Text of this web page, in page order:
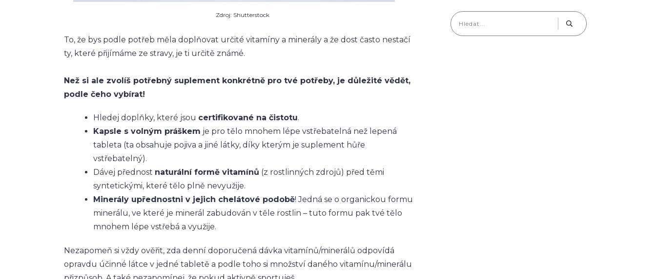
Zdroj: Shutterstock
To, že bys podle potřeb měla doplňovat určité vitamíny a minerály a že dost často nestačí
ty, které přijímáme ze stravy, je ti určitě známé.
Než si ale zvolíš potřebný suplement konkrétně pro tvé potřeby, je důležité vědět,
podle čeho vybírat!
Hledej doplňky, které jsou certifikované na čistotu.
Kapsle s volným práškem je pro tělo mnohem lépe vstřebatelná než lepená
tableta (ta obsahuje pojiva a jiné látky, díky kterým je suplement hůře
vstřebatelný).
Dávej přednost naturální formě vitamínů (z rostlinných zdrojů) před těmi
syntetickými, které tělo plně nevyužije.
Minerály upřednostni v jejich chelátové podobě! Jedná se o organickou formu
minerálu, ve které je minerál zabudován v těle rostlin – tuto formu pak tvé tělo
mnohem lépe vstřebá a využije.
Nezapomeň si vždy ověřit, zda denní doporučená dávka vitamínů/minerálů odpovídá
opravdu účinné látce v jedné tabletě a podle toho si množství daného vitamínu/minerálu